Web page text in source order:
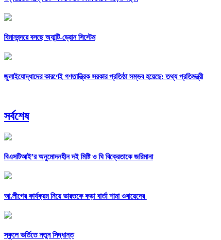
বিমানবন্দরে বসছে অ্যান্টি-ড্রোন সিস্টেম
জুলাইযোদ্ধাদের কারণেই গণতান্ত্রিক সরকার প্রতিষ্ঠা সম্ভব হয়েছে: তথ্য প্রতিমন্ত্রী
সর্বশেষ
বিএসটিআই’র অনুমোদনহীন দই মিষ্টি ও ঘি বিক্রেতাকে জরিমানা
আ.লীগের কার্যক্রম নিয়ে ভারতকে কড়া বার্তা শামা ওবায়েদের
স্কুলে ভর্তিতে নতুন সিদ্ধান্ত